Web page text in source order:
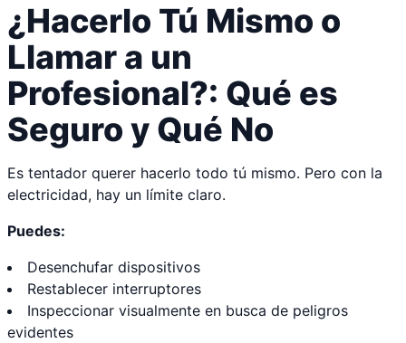
¿Hacerlo Tú Mismo o
Llamar a un
Profesional?: Qué es
Seguro y Qué No
Es tentador querer hacerlo todo tú mismo. Pero con la
electricidad, hay un límite claro.
Puedes:
Desenchufar dispositivos
Restablecer interruptores
Inspeccionar visualmente en busca de peligros
evidentes